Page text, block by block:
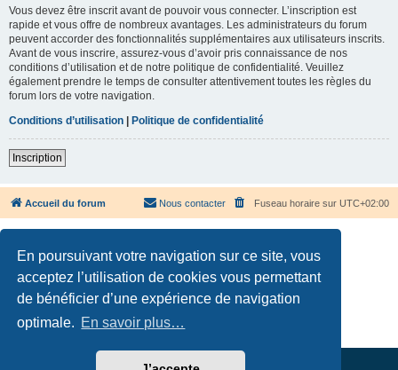
En poursuivant votre navigation sur ce site, vous
acceptez l’utilisation de cookies vous permettant
de bénéficier d’une expérience de navigation
optimale. En savoir plus…
Vous devez être inscrit avant de pouvoir vous connecter. L’inscription est
rapide et vous offre de nombreux avantages. Les administrateurs du forum
peuvent accorder des fonctionnalités supplémentaires aux utilisateurs inscrits.
Avant de vous inscrire, assurez-vous d’avoir pris connaissance de nos
conditions d’utilisation et de notre politique de confidentialité. Veuillez
également prendre le temps de consulter attentivement toutes les règles du
forum lors de votre navigation.
Conditions d’utilisation
Politique de confidentialité
Inscription
Accueil du forum Fuseau horaire sur UTC+02:00
Nous contacter
Développé parphpBB® Forum Software © phpBB Limited
Confidentialité